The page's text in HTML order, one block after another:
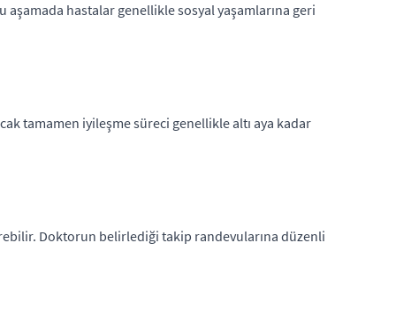
hastalar genellikle sosyal yaşamlarına geri
tamamen iyileşme süreci genellikle altı aya kadar
Doktorun belirlediği takip randevularına düzenli